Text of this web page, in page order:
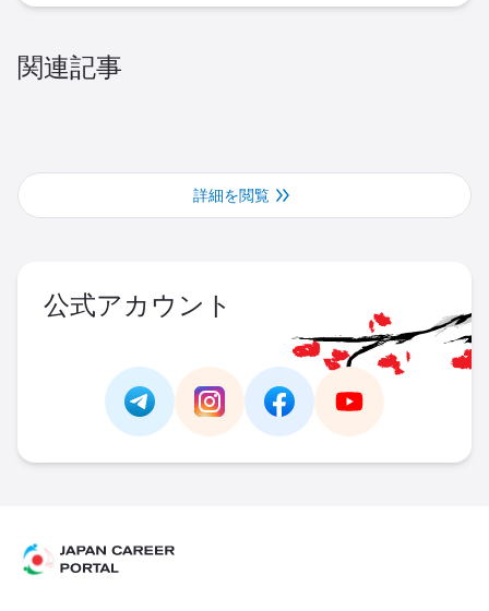
関連記事
詳細を閲覧
公式アカウント
Link - https://t.me/https://
Link -